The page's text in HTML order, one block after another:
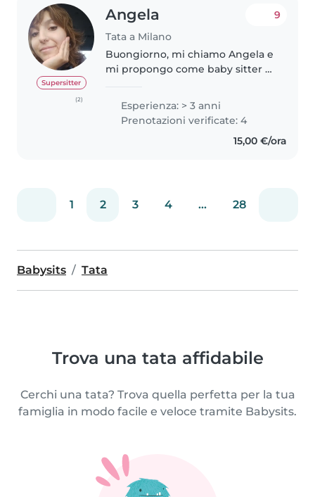
Supersitter
(2)
Angela
Tata a Milano
9
Buongiorno, mi chiamo Angela e
mi propongo come baby sitter e
una persona affidabile, precisa e
ordinata, con una naturale
inclinazione per la cura della..
Esperienza: > 3 anni
Prenotazioni verificate: 4
15,00 €/ora
1 2 3 4 ... 28
Babysits Tata
Trova una tata affidabile
Cerchi una tata? Trova quella perfetta per la tua
famiglia in modo facile e veloce tramite Babysits.